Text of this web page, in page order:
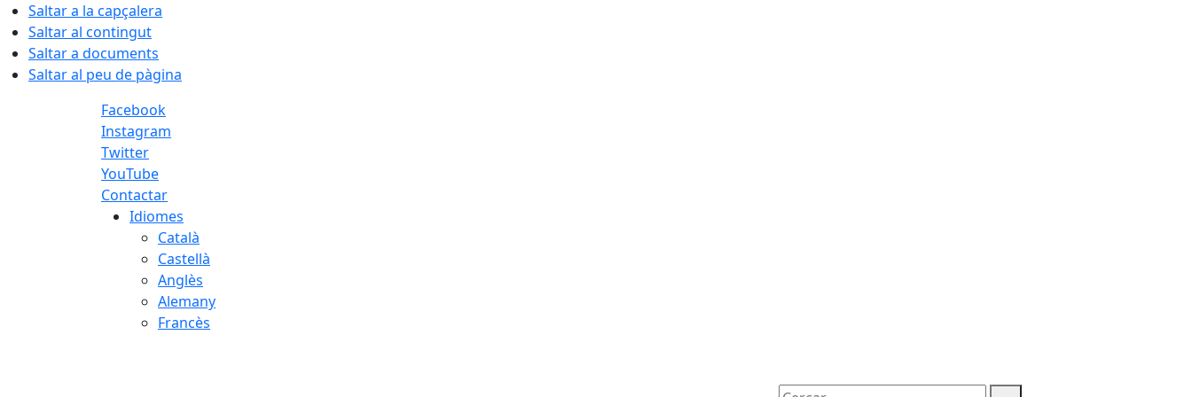
Saltar a la capçalera
Saltar al contingut
Saltar a documents
Saltar al peu de pàgina
Facebook
Instagram
Twitter
YouTube
Contactar
Idiomes
Català
Castellà
Anglès
Alemany
Francès